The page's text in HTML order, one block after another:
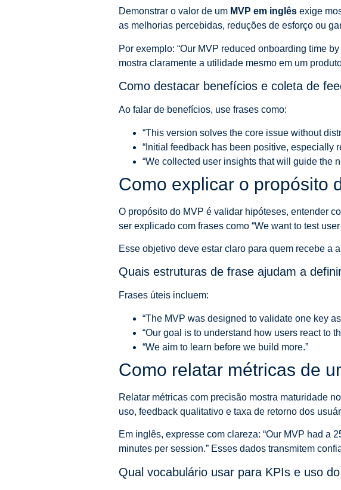
Demonstrar o valor de um MVP em inglêsexige
as melhorias percebidas, reduções de esforço ou
Por exemplo: “Our MVP reduced onboarding time
mostra claramente a utilidade mesmo em um
Como destacar benefícios e coleta de
Ao falar de benefícios, use frases como:
“This version solves the core issue without
“Initial feedback has been positive, especially
“We collected user insights that will guide the
Como explicar o propósito
O propósito do MVP é validar hipóteses, entender
ser explicado com frases como “We want to test
Esse objetivo deve estar claro para quem recebe a
Quais estruturas de frase ajudam a
Frases úteis incluem:
“The MVP was designed to validate one key
“Our goal is to understand how users react to
“We aim to learn before we build more.”
Como relatar métricas de
Relatar métricas com precisão mostra maturidade
uso, feedback qualitativo e taxa de retorno dos
Em inglês, expresse com clareza: “Our MVP had a
minutes per session.” Esses dados transmitem
Qual vocabulário usar para KPIs e uso